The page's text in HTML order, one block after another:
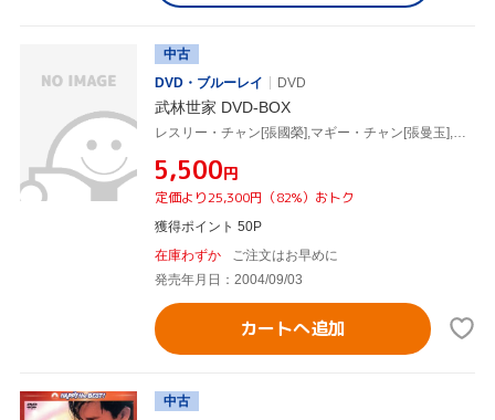
中古
DVD・ブルーレイ
DVD
武林世家 DVD-BOX
¥5,500円
定価より25,300円（82%）おトク
獲得ポイント 50P
在庫わずか
ご注文はお早めに
発売年月日：2004/09/03
カートへ追加
中古